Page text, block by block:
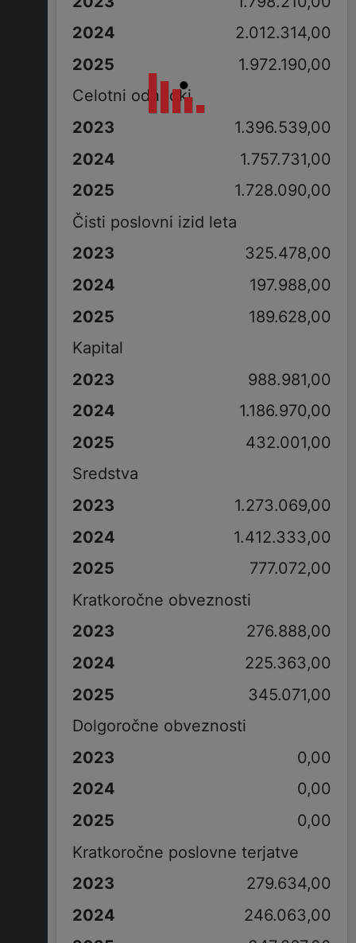
2.012.314,00
1.972.190,00
Celotni odhodki
1.396.539,00
1.757.731,00
1.728.090,00
Čisti poslovni izid leta
325.478,00
197.988,00
189.628,00
Kapital
988.981,00
1.186.970,00
432.001,00
Sredstva
1.273.069,00
1.412.333,00
777.072,00
Kratkoročne obveznosti
276.888,00
225.363,00
345.071,00
Dolgoročne obveznosti
0,00
0,00
0,00
Kratkoročne poslovne terjatve
279.634,00
246.063,00